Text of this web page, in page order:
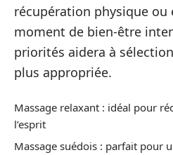
récupération physique ou
moment de bien-être
priorités aidera à
plus appropriée.
Massage relaxant : idéal pour
l’esprit
Massage suédois : parfait pour